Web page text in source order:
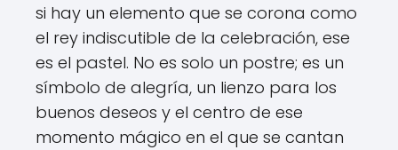
si hay un elemento que se corona como
el rey indiscutible de la celebración, ese
es el pastel. No es solo un postre; es un
símbolo de alegría, un lienzo para los
buenos deseos y el centro de ese
momento mágico en el que se cantan